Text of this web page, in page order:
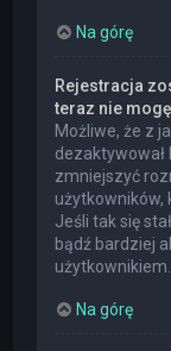
Na górę
Rejestracja
teraz nie
Możliwe, że z
dezaktywował
zmniejszyć
użytkowników,
Jeśli tak się
bądź bardziej
użytkownikiem.
Na górę